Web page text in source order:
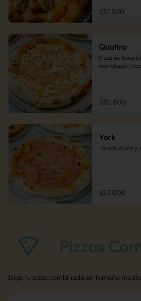
$37.500
Quattro
Pizza en base
manchego,
$30.800
York
Jamón dulce y
$27.000
Elige tu pizza combinada en tamaño